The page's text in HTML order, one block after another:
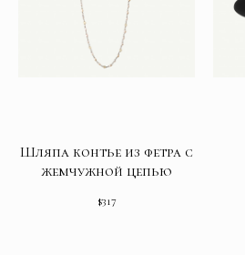
Шляпа контье из фетра с
жемчужной цепью
$317